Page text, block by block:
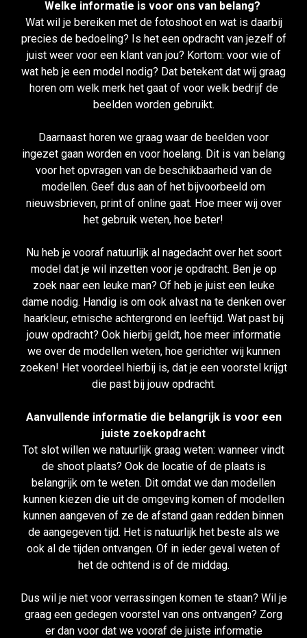
Welke informatie is voor ons van belang?
Wat wil je bereiken met de fotoshoot en wat is daarbij
precies de bedoeling? Is het een opdracht van jezelf of
juist weer voor een klant van jou? Kortom: voor wie of
wat heb je een model nodig? Dat betekent dat wij graag
horen om welk merk het gaat of voor welk bedrijf de
beelden worden gebruikt.
Daarnaast horen we graag waar de beelden voor
ingezet gaan worden en voor hoelang. Dit is van belang
voor het opvragen van de beschikbaarheid van de
modellen. Geef dus aan of het bijvoorbeeld om
nieuwsbrieven, print of online gaat. Hoe meer wij over
het gebruik weten, hoe beter!
Nu heb je vooraf natuurlijk al nagedacht over het soort
model dat je wil inzetten voor je opdracht. Ben je op
zoek naar een leuke man? Of heb je juist een leuke
dame nodig. Handig is om ook alvast na te denken over
haarkleur, etnische achtergrond en leeftijd. Wat past bij
jouw opdracht? Ook hierbij geldt, hoe meer informatie
we over de modellen weten, hoe gerichter wij kunnen
zoeken! Het voordeel hierbij is, dat je een voorstel krijgt
die past bij jouw opdracht.
Aanvullende informatie die belangrijk is voor een
juiste zoekopdracht
Tot slot willen we natuurlijk graag weten: wanneer vindt
de shoot plaats? Ook de locatie of de plaats is
belangrijk om te weten. Dit omdat we dan modellen
kunnen kiezen die uit de omgeving komen of modellen
kunnen aangeven of ze de afstand gaan redden binnen
de aangegeven tijd. Het is natuurlijk het beste als we
ook al de tijden ontvangen. Of in ieder geval weten of
het de ochtend is of de middag.
Dus wil je niet voor verrassingen komen te staan? Wil je
graag een gedegen voorstel van ons ontvangen? Zorg
er dan voor dat we vooraf de juiste informatie